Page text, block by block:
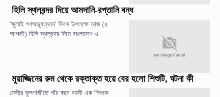
হিলি স্থলবন্দর দিয়ে আমদানি-রপ্তানি বন্ধ
'জুলাই গণঅভ্যুত্থান' দিবস উপলক্ষে আজ (৫
আগস্ট) হিলি স্থলবন্দর দিয়ে বাংলাদেশ ও...
মুয়াজ্জিনের রুম থেকে রক্তাক্ত হয়ে বের হলো শিশুটি, ঘটনা কী
ফেনীর ফুলগাজীতে পাঁচ বছর বয়সী এক শিশুকে